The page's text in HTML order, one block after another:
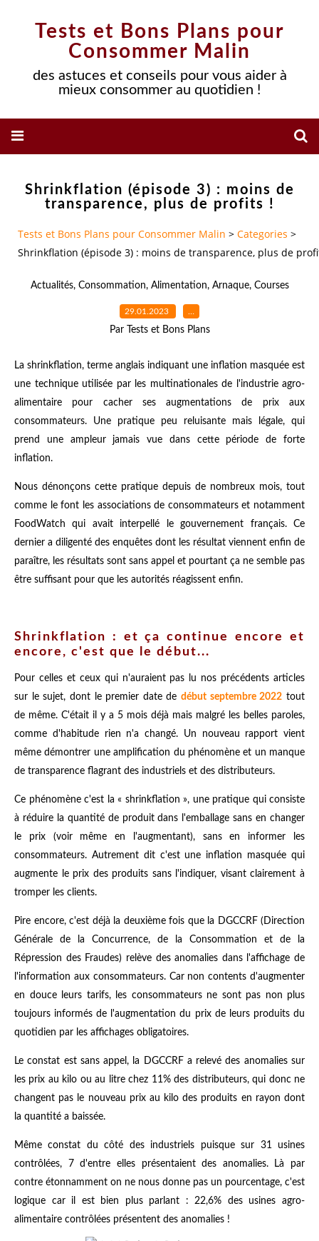
Tests et Bons Plans pour
Consommer Malin
des astuces et conseils pour vous aider à
mieux consommer au quotidien !
Shrinkflation (épisode 3) : moins de
transparence, plus de profits !
Tests et Bons Plans pour Consommer Malin > Categories >
Shrinkflation (épisode 3) : moins de transparence, plus de
Actualités, Consommation, Alimentation, Arnaque, Courses
29.01.2023 …
Par Tests et Bons Plans
La shrinkflation, terme anglais indiquant une inflation masquée est
une technique utilisée par les multinationales de l'industrie agro-
alimentaire pour cacher ses augmentations de prix aux
consommateurs. Une pratique peu reluisante mais légale, qui
prend une ampleur jamais vue dans cette période de forte
inflation.
Nous dénonçons cette pratique depuis de nombreux mois, tout
comme le font les associations de consommateurs et notamment
FoodWatch qui avait interpellé le gouvernement français. Ce
dernier a diligenté des enquêtes dont les résultat viennent enfin de
paraître, les résultats sont sans appel et pourtant ça ne semble pas
être suffisant pour que les autorités réagissent enfin.
Shrinkflation : et ça continue encore et
encore, c'est que le début...
Pour celles et ceux qui n'auraient pas lu nos précédents articles
sur le sujet, dont
le premier date dedébut septembre 2022 tout
de même. C'était il y a 5 mois déjà mais malgré les belles paroles,
comme d'habitude rien n'a changé. Un nouveau rapport vient
même démontrer une amplification du phénomène et un manque
de transparence flagrant des industriels et des distributeurs.
Ce phénomène c'est la « shrinkflation », une pratique qui consiste
à réduire la quantité de produit dans l'emballage sans en changer
le prix (voir même en l'augmentant), sans en informer les
consommateurs. Autrement dit c'est une inflation masquée qui
augmente le prix des produits sans l'indiquer, visant clairement à
tromper les clients.
Pire encore, c'est déjà la deuxième fois que la DGCCRF (Direction
Générale de la Concurrence, de la Consommation et de la
Répression des Fraudes) relève des anomalies dans l'affichage de
l'information aux consommateurs. Car non contents d'augmenter
en douce leurs tarifs, les consommateurs ne sont pas non plus
toujours informés de l'augmentation du prix de leurs produits du
quotidien par les affichages obligatoires.
Le constat est sans appel, la DGCCRF a relevé des anomalies sur
les prix au kilo ou au litre chez 11% des distributeurs, qui donc ne
changent pas le nouveau prix au kilo des produits en rayon dont
la quantité a baissée.
Même constat du côté des industriels puisque sur 31 usines
contrôlées, 7 d'entre elles présentaient des anomalies. Là par
contre étonnamment on ne nous donne pas un pourcentage, c'est
logique car il est bien plus parlant : 22,6% des usines agro-
alimentaire contrôlées présentent des anomalies !